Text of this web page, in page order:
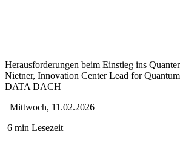
Herausforderungen beim Einstieg ins
Nietner, Innovation Center Lead for
DATA DACH
Mittwoch, 11.02.2026
6 min Lesezeit